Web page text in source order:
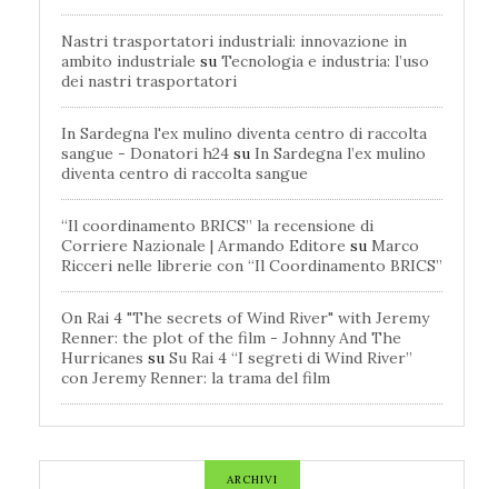
Nastri trasportatori industriali: innovazione in
ambito industriale su Tecnologia e industria: l’uso
dei nastri trasportatori
In Sardegna l'ex mulino diventa centro di raccolta
sangue - Donatori h24 su In Sardegna l’ex mulino
diventa centro di raccolta sangue
“Il coordinamento BRICS” la recensione di
Corriere Nazionale | Armando Editore su Marco
Ricceri nelle librerie con “Il Coordinamento BRICS”
On Rai 4 "The secrets of Wind River" with Jeremy
Renner: the plot of the film - Johnny And The
Hurricanes su Su Rai 4 “I segreti di Wind River”
con Jeremy Renner: la trama del film
ARCHIVI